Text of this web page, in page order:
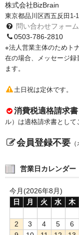
株式会社BizBrain
東京都品川区西五反田1-
問い合わせフォーム
0503-786-2810
※法人営業主体のためト
在の場合、メッセージ
ます。
土日祝は定休です。
消費税適格請求書
ル）は適格請求書として
会員登録不要
営業日カレンダー
今月(2026年8月)
日
月 火 水 木
2
3 4 5 6